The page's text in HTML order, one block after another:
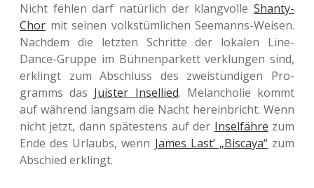
Nicht fehlen darf natür­lich der klang­vol­le Shanty-
Chor mit seinen volks­tüm­li­chen See­manns-Weisen.
Nach­dem die letz­ten Schrit­te der loka­len Line-
Dance-Gruppe im Büh­nen­par­kett ver­klun­gen sind,
erklingt zum Abschluss des zwei­stün­di­gen Pro­
gramms das Juis­ter Insel­lied. Melan­cho­lie kommt
auf wäh­rend lang­sam die Nacht her­ein­bricht. Wenn
nicht jetzt, dann spä­tes­tens auf der Insel­fäh­re zum
Ende des Urlaubs, wenn James Last’ „Bis­ca­ya“zum
Abschied erklingt.